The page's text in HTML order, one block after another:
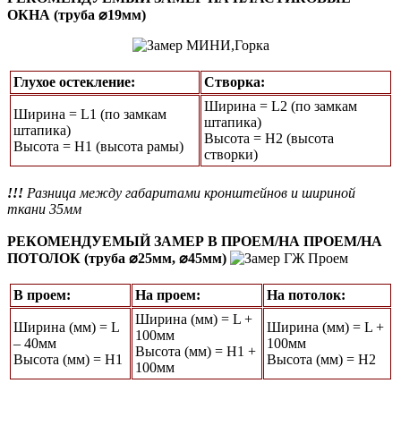
ОКНА (труба ⌀19мм)
Глухое остекление: Створка:
Ширина = L1 (по замкам
штапика)
Высота = Н1 (высота рамы)
Ширина = L2 (по замкам
штапика)
Высота = H2 (высота
створки)
!!! Разница между габаритами кронштейнов и шириной
ткани 35мм
РЕКОМЕНДУЕМЫЙ ЗАМЕР В ПРОЕМ/НА ПРОЕМ/НА
ПОТОЛОК (труба ⌀25мм, ⌀45мм)
В проем: На проем: На потолок:
Ширина (мм) = L
– 40мм
Высота (мм) = Н1
Ширина (мм) = L +
100мм
Высота (мм) = Н1 +
100мм
Ширина (мм) = L +
100мм
Высота (мм) = Н2